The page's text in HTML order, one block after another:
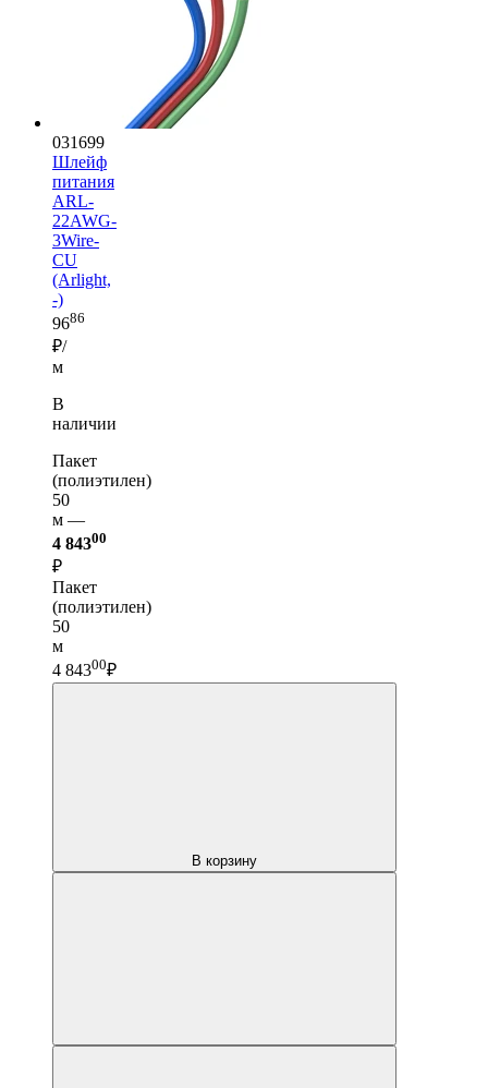
031699
Шлейф
питания
ARL-
22AWG-
3Wire-
CU
(Arlight,
-)
9686
₽/
м
В
наличии
Пакет
(полиэтилен)
50
м —
4 84300
₽
Пакет
(полиэтилен)
50
м
4 84300₽
В корзину